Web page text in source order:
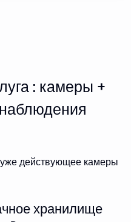
: камеры +
действующее камеры
хранилище